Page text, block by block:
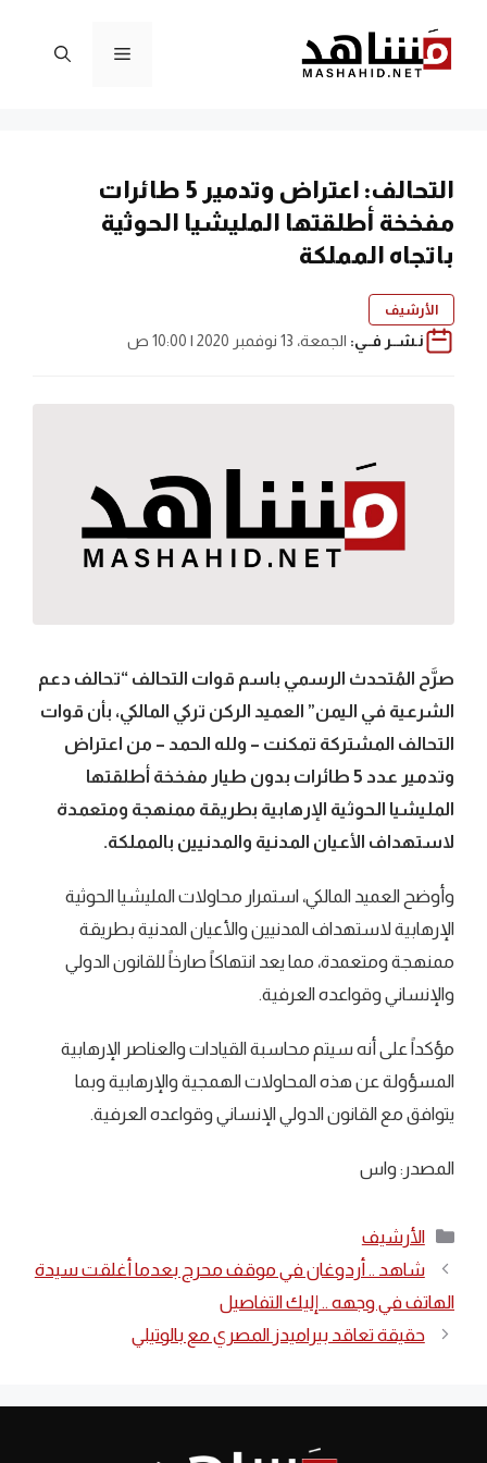
المحتوى
القائمة
التحالف: اعتراض وتدمير 5 طائرات
مفخخة أطلقتها المليشيا الحوثية
باتجاه المملكة
الأرشيف
نـشــر فــي: الجمعة، 13 نوفمبر 2020 | 10:00 ص
صرَّح المُتحدث الرسمي باسم قوات التحالف “تحالف دعم
الشرعية في اليمن” العميد الركن تركي المالكي، بأن قوات
التحالف المشتركة تمكنت – ولله الحمد – من اعتراض
وتدمير عدد 5 طائرات بدون طيار مفخخة أطلقتها
المليشيا الحوثية الإرهابية بطريقة ممنهجة ومتعمدة
لاستهداف الأعيان المدنية والمدنيين بالمملكة.
وأوضح العميد المالكي، استمرار محاولات المليشيا الحوثية
الإرهابية لاستهداف المدنيين والأعيان المدنية بطريقة
ممنهجة ومتعمدة، مما يعد انتهاكاً صارخاً للقانون الدولي
والإنساني وقواعده العرفية.
مؤكداً على أنه سيتم محاسبة القيادات والعناصر الإرهابية
المسؤولة عن هذه المحاولات الهمجية والإرهابية وبما
يتوافق مع القانون الدولي الإنساني وقواعده العرفية.
المصدر: واس
التصنيفات
الأرشيف
شاهد .. أردوغان في موقف محرج بعدما أغلقت سيدة
الهاتف في وجهه .. إليك التفاصيل
حقيقة تعاقد بيراميدز المصري مع بالوتيلي